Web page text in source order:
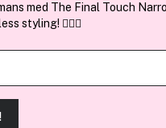
Shimmer
med The Final Touch
styling! 💇‍♀️✨